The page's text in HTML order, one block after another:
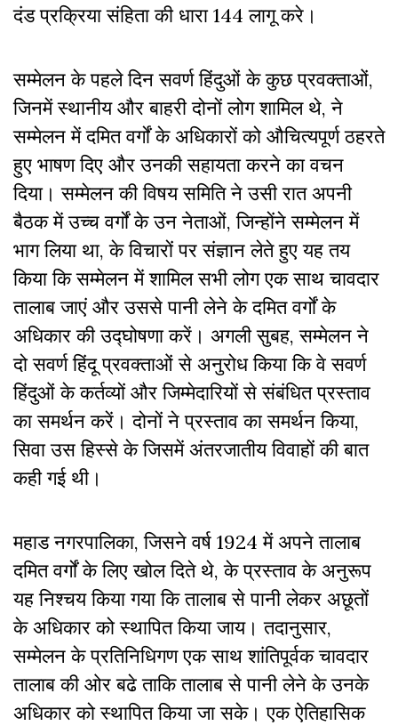
दंड प्रक्रिया संहिता की धारा 144 लागू करे।
सम्मेलन के पहले दिन सवर्ण हिंदुओं के कुछ प्रवक्ताओं,
जिनमें स्थानीय और बाहरी दोनों लोग शामिल थे, ने
सम्मेलन में दमित वर्गों के अधिकारों को औचित्यपूर्ण ठहरते
हुए भाषण दिए और उनकी सहायता करने का वचन
दिया। सम्मेलन की विषय समिति ने उसी रात अपनी
बैठक में उच्च वर्गों के उन नेताओं, जिन्होंने सम्मेलन में
भाग लिया था, के विचारों पर संज्ञान लेते हुए यह तय
किया कि सम्मेलन में शामिल सभी लोग एक साथ चावदार
तालाब जाएं और उससे पानी लेने के दमित वर्गों के
अधिकार की उद्घोषणा करें। अगली सुबह, सम्मेलन ने
दो सवर्ण हिंदू प्रवक्ताओं से अनुरोध किया कि वे सवर्ण
हिंदुओं के कर्तव्यों और जिम्मेदारियों से संबंधित प्रस्ताव
का समर्थन करें। दोनों ने प्रस्ताव का समर्थन किया,
सिवा उस हिस्से के जिसमें अंतरजातीय विवाहों की बात
कही गई थी।
महाड नगरपालिका, जिसने वर्ष 1924 में अपने तालाब
दमित वर्गों के लिए खोल दिते थे, के प्रस्ताव के अनुरूप
यह निश्चय किया गया कि तालाब से पानी लेकर अछूतों
के अधिकार को स्थापित किया जाय। तदानुसार,
सम्मेलन के प्रतिनिधिगण एक साथ शांतिपूर्वक चावदार
तालाब की ओर बढे ताकि तालाब से पानी लेने के उनके
अधिकार को स्थापित किया जा सके। एक ऐतिहासिक